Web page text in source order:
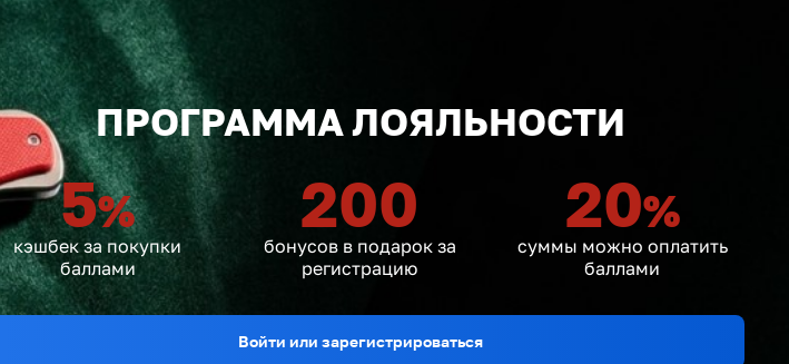
ПРОГРАММА ЛОЯЛЬНОСТИ
5%
кэшбек за покупки
баллами
200
бонусов в подарок за
регистрацию
20%
суммы можно оплатить
баллами
Войти или зарегистрироваться